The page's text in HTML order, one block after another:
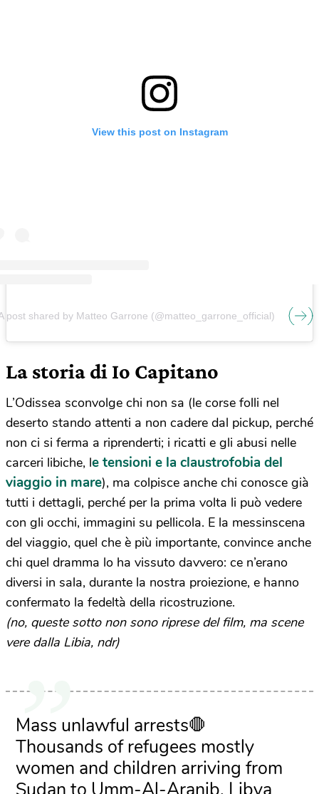
View this post on Instagram
post shared by Matteo Garrone (@matteo_garrone_official)
La storia di Io Capitano
L’Odissea sconvolge chi non sa (le corse folli nel
deserto stando attenti a non cadere dal pickup, perché
non ci si ferma a riprenderti; i ricatti e gli abusi nelle
carceri libiche, le tensioni e la claustrofobia del
viaggio in mare), ma colpisce anche chi conosce già
tutti i dettagli, perché per la prima volta li può vedere
con gli occhi, immagini su pellicola. E la messinscena
del viaggio, quel che è più importante, convince anche
chi quel dramma lo ha vissuto davvero: ce n’erano
diversi in sala, durante la nostra proiezione, e hanno
confermato la fedeltà della ricostruzione.
(no, queste sotto non sono riprese del film, ma scene
vere dalla Libia, ndr)
Mass unlawful arrests🛑
Thousands of refugees mostly
women and children arriving from